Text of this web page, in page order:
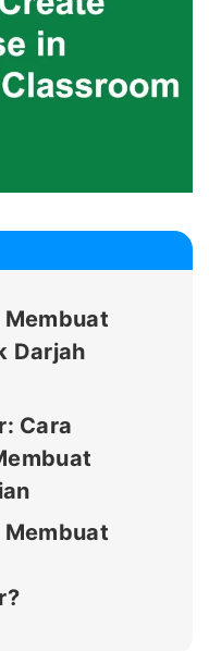
Darjah
Cara